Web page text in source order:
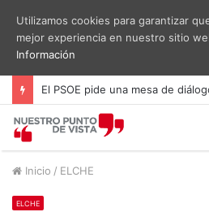
Inicio / ELCHE
ELCHE
Utilizamos cookies para garantizar
mejor experiencia en nuestro sitio
Información